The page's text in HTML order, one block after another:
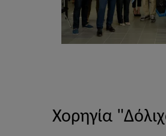
Χορηγία